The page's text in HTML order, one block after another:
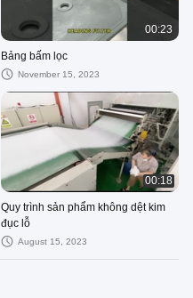
00:23
Bảng bấm lọc
November 15, 2023
00:18
Quy trình sản phẩm không dệt kim
đục lỗ
August 15, 2023